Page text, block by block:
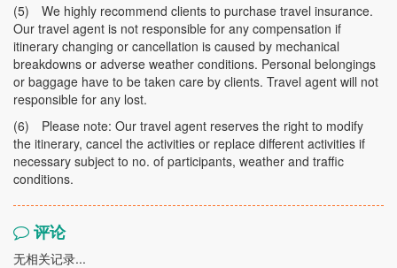
(5)
We highly recommend clients to purchase travel insurance.
Our travel agent is not responsible for any compensation if
itinerary changing or cancellation is caused by mechanical
breakdowns or adverse weather conditions. Personal belongings
or baggage have to be taken care by clients. Travel agent will not
responsible for any lost.
(6)
Please note: Our travel agent reserves the right to modify
the itinerary, cancel the activities or replace different activities if
necessary subject to no. of participants, weather and traffic
conditions.
评论
无相关记录...